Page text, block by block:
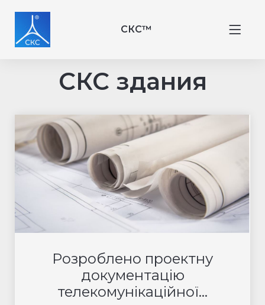
СКС™
СКС здания
Розроблено проектну
документацію
телекомунікаційної...